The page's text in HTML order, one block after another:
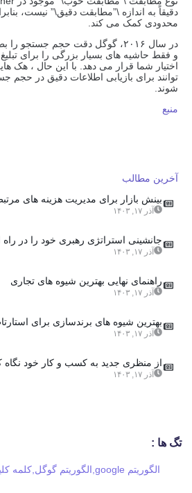
دقیقاً به اندازه \”مطابقت دقیق\” نیست،
محدودی کمک می کند.
در سال ۲۰۱۶، گوگل دقت حجم جستجو
و فقط حاشیه های بسیار بزرگی را برای تبلیغ
اختیار شما قرار می دهد. با این حال ، هک
توانند برای بازیابی اطلاعات دقیق در حجم
شوند.
منبع
آخرین مطالب
بینش بازار برای مدیریت هزینه های مرتبط
آذر ۱۷, ۱۴۰۳
جانشینی استراتژی رهبری خود را در راه
آذر ۱۷, ۱۴۰۳
راهنمای نهایی بهترین شیوه های تجاری
آذر ۱۷, ۱۴۰۳
بهترین شیوه های برندسازی برای
آذر ۱۷, ۱۴۰۳
از منظری جدید به کسب و کار خود نگاه
آذر ۱۷, ۱۴۰۳
تگ ها :
الگوریتم google ,الگوریتم گوگل, کلمه